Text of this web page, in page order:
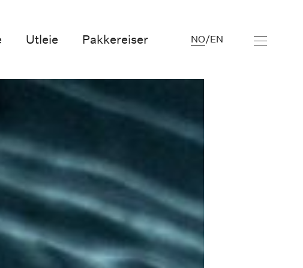
Utleie Pakkereiser NO/EN